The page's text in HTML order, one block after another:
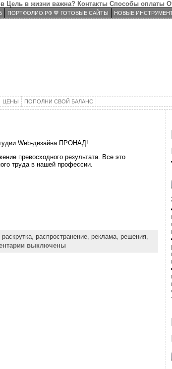
Цель в жизни важна? Контакты Способы оплаты
ПОРТФОЛИО.РФ 💙 ГОТОВЫЕ САЙТЫ НОВЫЕ
ЦЕНЫ ПОПОЛНИ СВОЙ БАЛАНС
Web-дизайна ПРОНАД!
превосходного результата. Все это
труда в нашей профессии.
раскрутка, распространение, реклама, решения,
выключены